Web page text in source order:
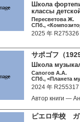
Школа
классы
Пересветова Ж.
СПб.,
2025 年 R275326
サポゴフ（
Школа
Сапогов А.А.
СПб., <Планета
2024 年 R255317
Автор книги —
ピエロ学校 ガ